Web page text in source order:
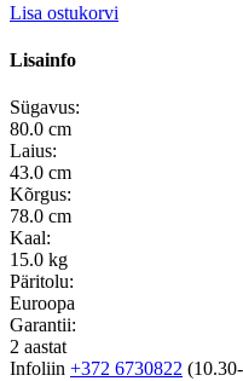
Lisa ostukorvi
Lisainfo
Sügavus:
80.0 cm
Laius:
43.0 cm
Kõrgus:
78.0 cm
Kaal:
15.0 kg
Päritolu:
Euroopa
Garantii:
2 aastat
Infoliin +372 6730822